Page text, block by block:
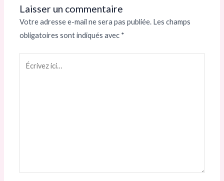
Laisser un commentaire
Votre adresse e-mail ne sera pas publiée. Les champs
obligatoires sont indiqués avec *